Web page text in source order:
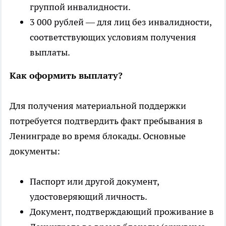
группой инвалидности.
3 000 рублей — для лиц без инвалидности,
соответствующих условиям получения
выплаты.
Как оформить выплату?
Для получения материальной поддержки
потребуется подтвердить факт пребывания в
Ленинграде во время блокады. Основные
документы:
Паспорт или другой документ,
удостоверяющий личность.
Документ, подтверждающий проживание в